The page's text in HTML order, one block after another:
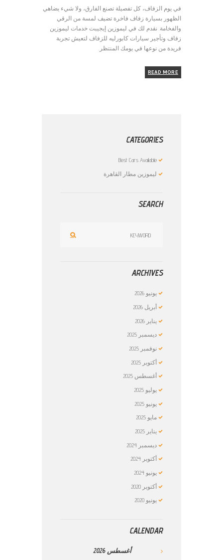
في يوم الزفاف، كل تفصيلة تصنع الفارق، ولا شيء يضاهي
الظهور بسيارة زفاف فاخرة تضيف لمسة من الرقي
والفخامة. نقدم لك في ليموزين إيجيبت خدمات ليموزين
زفاف وتأجير سيارات كابورليه للزفاف لتعيش تجربة
فريدة من نوعها في يومك المنتظر.
READ MORE
CATEGORIES
Best Cars Available
ليموزين مطار القاهرة
SEARCH
ARCHIVES
يونيو2026
أبريل2026
يناير2026
ديسمبر2025
نوفمبر2025
أكتوبر2025
أغسطس2025
يوليو2025
يونيو2025
مايو2025
يناير2025
ديسمبر2024
أكتوبر2024
يونيو2024
أكتوبر2020
يونيو2020
CALENDAR
أغسطس2026